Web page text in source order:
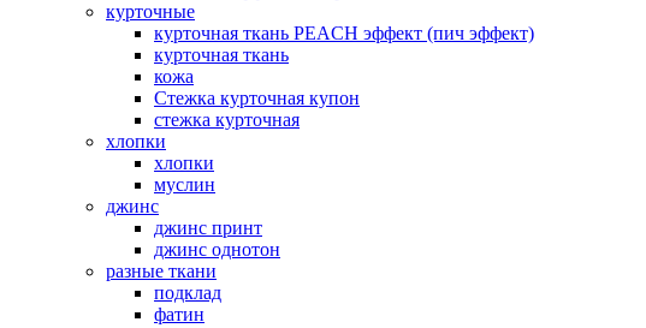
курточные
курточная ткань PEACH эффект (пич эффект)
курточная ткань
кожа
Стежка курточная купон
стежка курточная
хлопки
хлопки
муслин
джинс
джинс принт
джинс однотон
разные ткани
подклад
фатин